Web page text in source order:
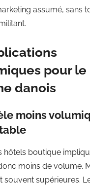
assumé, sans
pour le
danois
moins
hôtels boutique
moins de volume.
souvent supérieures.